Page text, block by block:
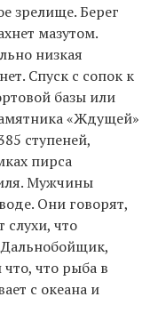
зрелище. Берег
мазутом.
низкая
Спуск с сопок к
базы или
«Ждущей»
ступеней,
пирса
Мужчины
Они говорят,
слухи, что
что рыба в
с океана и